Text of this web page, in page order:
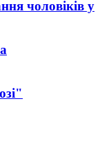
чоловіків у